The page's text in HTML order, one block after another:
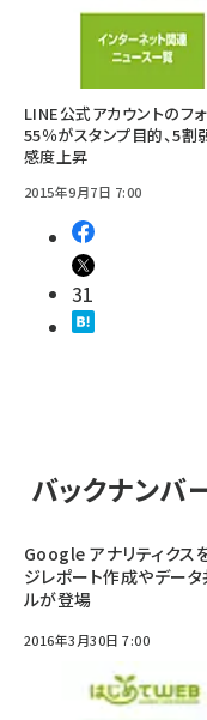
LINE公式アカウントのフ
55％がスタンプ目的、5割
感度上昇
2015年9月7日 7:00
31
バックナンバ
Google アナリティクス
ジレポート作成やデー
ルが登場
2016年3月30日 7:00